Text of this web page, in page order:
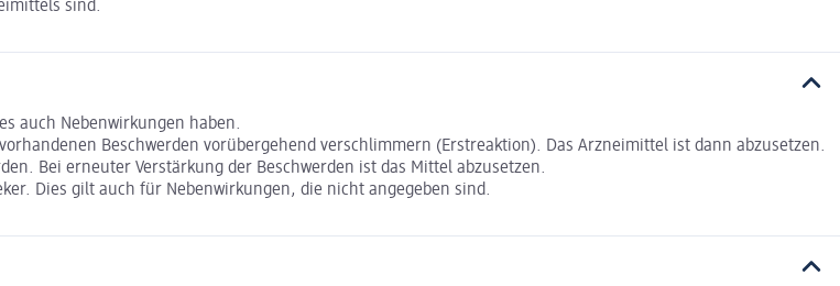
sind.
auch Nebenwirkungen haben.
Beschwerden vorübergehend verschlimmern (Erstreaktion). Das Arzneimittel ist dann abzusetzen.
Bei erneuter Verstärkung der Beschwerden ist das Mittel abzusetzen.
Dies gilt auch für Nebenwirkungen, die nicht angegeben sind.